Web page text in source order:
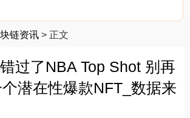
链资讯 > 正文
过了NBA Top Shot 别再
潜在性爆款NFT_数据来